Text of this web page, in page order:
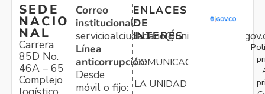
SEDE
NACIO
NAL
Carrera
85D No.
46A – 65
Complejo
Correo
institucional:
Línea
anticorrupción:
Desde
móvil o fijo:
ENLACES
DE
INTERÉS
COMUNICACIONES
LA UNIDAD